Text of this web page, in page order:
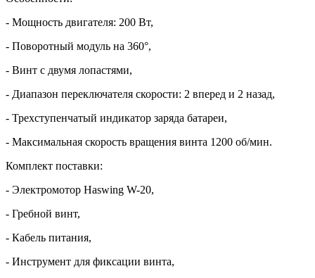
- Мощность двигателя: 200 Вт,
- Поворотный модуль на 360°,
- Винт с двумя лопастями,
- Диапазон переключателя скорости: 2 вперед и 2 назад,
- Трехступенчатый индикатор заряда батареи,
- Максимальная скорость вращения винта 1200 об/мин.
Комплект поставки:
- Электромотор Haswing W-20,
- Гребной винт,
- Кабель питания,
- Инструмент для фиксации винта,